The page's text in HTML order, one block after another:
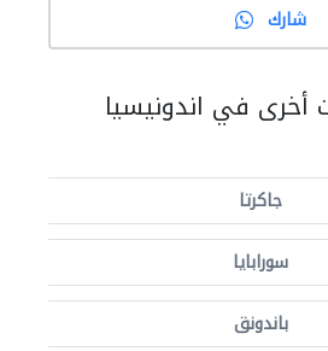
شارك
في اندونيسيا
جاكرتا
سورابايا
باندونق